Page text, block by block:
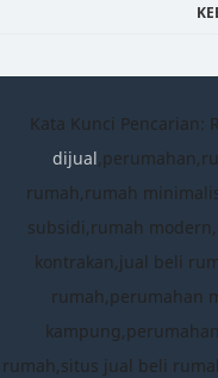
Kata Kunci Pencarian:
dijual
rumah,rumah
subsidi,rumah
kontrakan,jual beli
rumah,perumahan
rumah,situs jual beli